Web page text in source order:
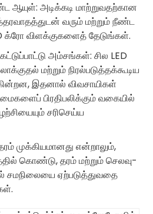
ஆயுள்: அடிக்கடி மாற்றுவதற்கான
வரும் மற்றும் நீண்ட
விளக்குகளைத் தேடுங்கள்.
அம்சங்கள்: சில LED
மற்றும் நிரல்படுத்தக்கூடிய
இதனால் விவசாயிகள்
பிரதிபலிக்கும் வகையில்
சரிசெய்ய
முக்கியமானது என்றாலும்,
கொண்டு, தரம் மற்றும் செலவு-
சமநிலையை ஏற்படுத்துவதை